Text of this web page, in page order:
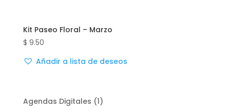
Kit Paseo Floral – Marzo
$ 9.50
Añadir a lista de deseos
Agendas Digitales 11